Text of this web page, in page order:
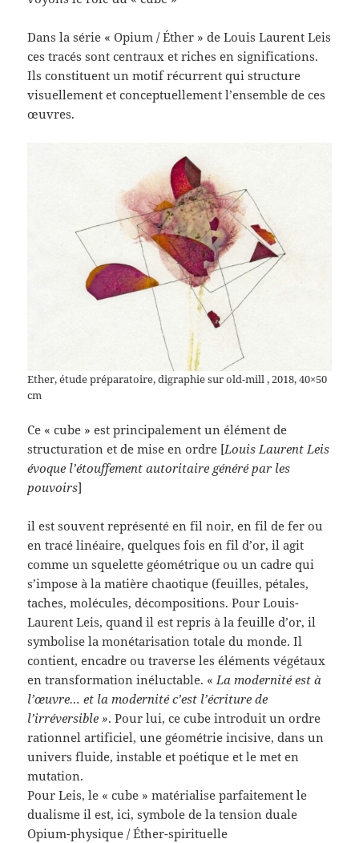
Dans la série « Opium / Éther » de Louis Laurent Leis
ces tracés sont centraux et riches en significations.
Ils constituent un motif récurrent qui structure
visuellement et conceptuellement l’ensemble de ces
œuvres.
Ether, étude préparatoire, digraphie sur old-mill , 2018, 40×50
cm
Ce « cube » est principalement un élément de
structuration et de mise en ordre [Louis Laurent Leis
évoque l’étouffement autoritaire généré par les
pouvoirs]
il est souvent représenté en fil noir, en fil de fer ou
en tracé linéaire, quelques fois en fil d’or, il agit
comme un squelette géométrique ou un cadre qui
s’impose à la matière chaotique (feuilles, pétales,
taches, molécules, décompositions. Pour Louis-
Laurent Leis, quand il est repris à la feuille d’or, il
symbolise la monétarisation totale du monde. Il
contient, encadre ou traverse les éléments végétaux
en transformation inéluctable. « La modernité est à
l’œuvre… et la modernité c’est l’écriture de
l’irréversible ». Pour lui, ce cube introduit un ordre
rationnel artificiel, une géométrie incisive, dans un
univers fluide, instable et poétique et le met en
mutation.
Pour Leis, le « cube » matérialise parfaitement le
dualisme il est, ici, symbole de la tension duale
Opium-physique / Éther-spirituelle